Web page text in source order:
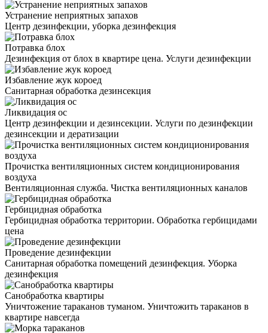
Устранение неприятных запахов
Центр дезинфекции, уборка дезинфекция
Потравка блох
Дезинфекция от блох в квартире цена. Услуги дезинфекции
Избавление жук короед
Санитарная обработка дезинсекция
Ликвидация ос
Центр дезинфекции и дезинсекции. Услуги по дезинфекции
дезинсекции и дератизации
Прочистка вентиляционных систем кондиционирования
воздуха
Вентиляционная служба. Чистка вентиляционных каналов
Гербицидная обработка
Гербицидная обработка территории. Обработка гербицидами
цена
Проведение дезинфекции
Санитарная обработка помещений дезинфекция. Уборка
дезинфекция
Санобработка квартиры
Уничтожение тараканов туманом. Уничтожить тараканов в
квартире навсегда